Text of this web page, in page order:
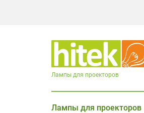
Лампы для проекторов
Лампы для проекторов